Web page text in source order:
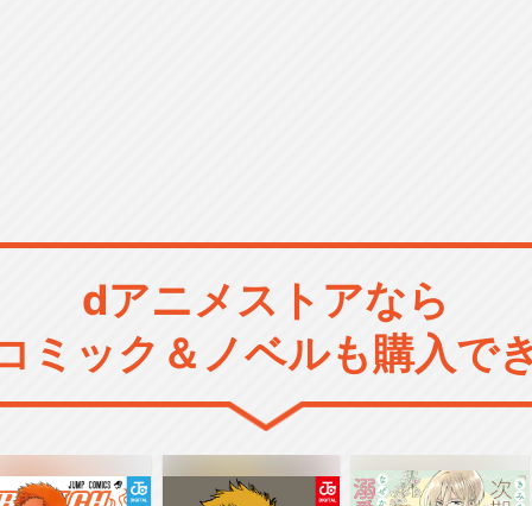
dアニメストアなら
ミック＆ノベルも購入で